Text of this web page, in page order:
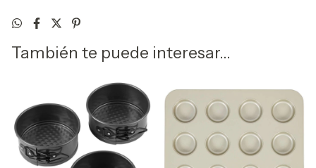
También te puede interesar...